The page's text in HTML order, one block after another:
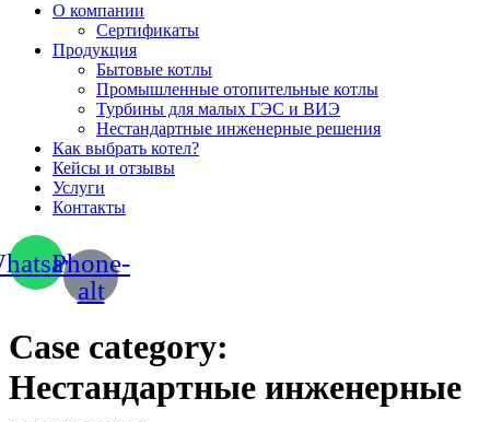
О компании
Сертификаты
Продукция
Бытовые котлы
Промышленные отопительные котлы
Турбины для малых ГЭС и ВИЭ
Нестандартные инженерные решения
Как выбрать котел?
Кейсы и отзывы
Услуги
Контакты
Phone-
alt
Case category:
Нестандартные инженерные